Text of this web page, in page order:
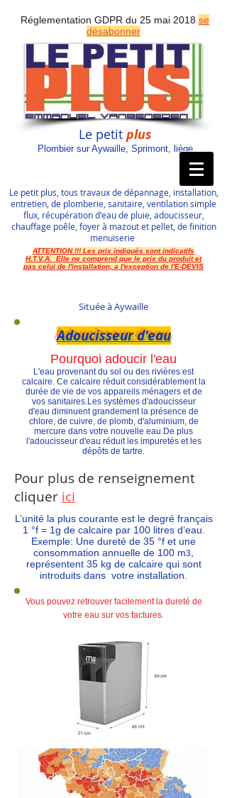
Réglementation GDPR du 25 mai 2018 se
désabonner
Le petit plus
Plombier sur Aywaille, Sprimont, liège
Le petit plus, tous travaux de dépannage, installation,
entretien, de plomberie, sanitaire, ventilation simple
flux, récupération d'eau de pluie, adoucisseur,
chauffage poêle, foyer à mazout et pellet, de finition
menuiserie
ATTENTION !!! Les prix indiqués sont indicatifs
H.T.V.A. Elle ne comprend que le prix du produit et
pas celui de l'installation, a l'exception de l'E-DEVIS
Située à Aywaille
Adoucisseur d'eau
Pourquoi adoucir l'eau
L'eau provenant du sol ou des rivières est
calcaire. Ce calcaire réduit considérablement la
durée de vie de vos appareils ménagers et de
vos sanitaires.Les systèmes d'adoucisseur
d'eau diminuent grandement la présence de
chlore, de cuivre, de plomb, d'aluminium, de
mercure dans votre nouvelle eau.De plus
l'adoucisseur d'eau réduit les impuretés et les
dépôts de tartre.
Pour plus de renseignement
cliquer ici
L’unité la plus courante est le degré français
1 °f = 1g de calcaire par 100 litres d’eau.
Exemple: Une dureté de 35 °f et une
consommation annuelle de 100 m3
représentent 35 kg de calcaire qui sont
introduits dans votre installation.
Vous pouvez retrouver facilement la dureté de
votre eau sur vos factures.